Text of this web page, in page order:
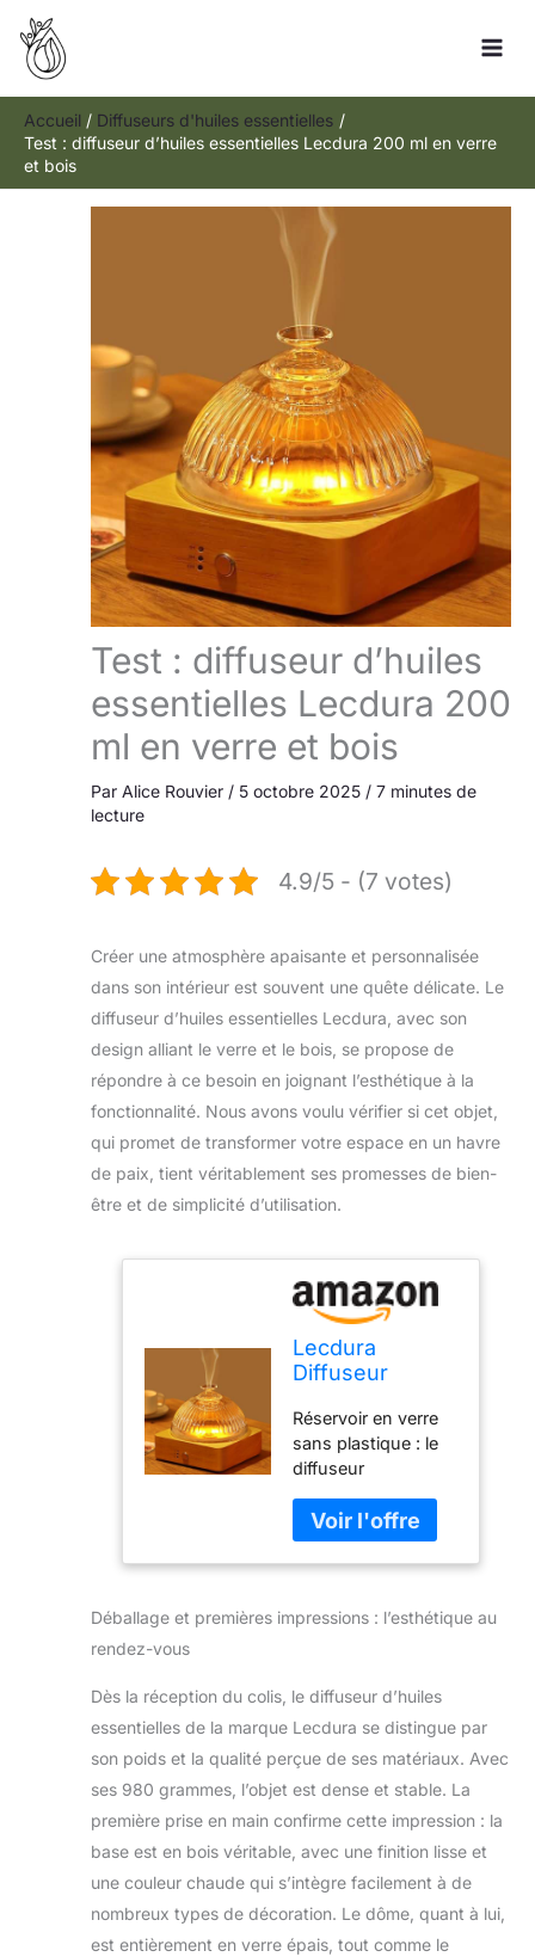
Aller
contenu
Accueil
Diffuseurs d'huiles essentielles
Test : diffuseur d’huiles essentielles Lecdura 200 ml en verre
et bois
Test : diffuseur d’huiles
essentielles Lecdura 200
ml en verre et bois
Par Alice Rouvier / 5 octobre 2025 / 7 minutes de
lecture
4.9/5 - (7 votes)
Créer une atmosphère apaisante et personnalisée
dans son intérieur est souvent une quête délicate. Le
diffuseur d’huiles essentielles Lecdura, avec son
design alliant le verre et le bois, se propose de
répondre à ce besoin en joignant l’esthétique à la
fonctionnalité. Nous avons voulu vérifier si cet objet,
qui promet de transformer votre espace en un havre
de paix, tient véritablement ses promesses de bien-
être et de simplicité d’utilisation.
Lecdura
Diffuseur
essentielles
dôme en verre
de 200 ml,
diffuseurs
d'arômes à
ultrasons avec
réservoir en
en bois,
automatique,
luminosité
réglable
Réservoir en verre
sans plastique : le
diffuseur
verre Lecdura est
fabriqué en verre
soufflé à la main,
bois par des
d'expérience. Le
diffuseur en verre
n'absorbe pas les
huiles essentielles
pour garantir que
l'ingrédient naturel
des huiles
optimal, n'a pas
d'odeur
désagréable
Déballage et premières impressions : l’esthétique au
rendez-vous
Dès la réception du colis, le diffuseur d’huiles
essentielles de la marque Lecdura se distingue par
son poids et la qualité perçue de ses matériaux. Avec
ses 980 grammes, l’objet est dense et stable. La
première prise en main confirme cette impression : la
base est en bois véritable, avec une finition lisse et
une couleur chaude qui s’intègre facilement à de
nombreux types de décoration. Le dôme, quant à lui,
est entièrement en verre épais, tout comme le
Rechercher